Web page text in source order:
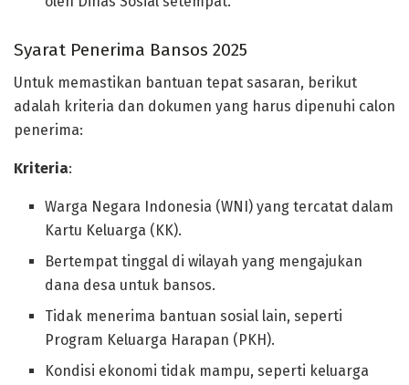
Syarat Penerima Bansos 2025
Untuk memastikan bantuan tepat sasaran, berikut
adalah kriteria dan dokumen yang harus dipenuhi calon
penerima:
Kriteria:
Warga Negara Indonesia (WNI) yang tercatat dalam
Kartu Keluarga (KK).
Bertempat tinggal di wilayah yang mengajukan
dana desa untuk bansos.
Tidak menerima bantuan sosial lain, seperti
Program Keluarga Harapan (PKH).
Kondisi ekonomi tidak mampu, seperti keluarga